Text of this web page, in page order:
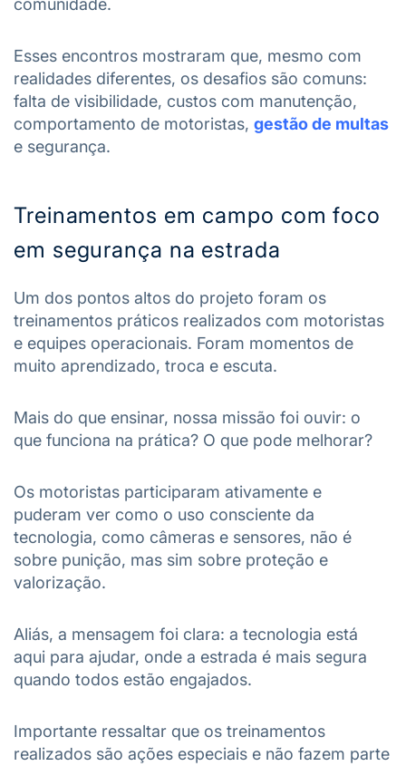
comunidade.
Esses encontros mostraram que, mesmo com
realidades diferentes, os desafios são comuns:
falta de visibilidade, custos com manutenção,
comportamento de motoristas, gestão de multas
e segurança.
Treinamentos em campo com foco
em segurança na estrada
Um dos pontos altos do projeto foram os
treinamentos práticos realizados com motoristas
e equipes operacionais. Foram momentos de
muito aprendizado, troca e escuta.
Mais do que ensinar, nossa missão foi ouvir: o
que funciona na prática? O que pode melhorar?
Os motoristas participaram ativamente e
puderam ver como o uso consciente da
tecnologia, como câmeras e sensores, não é
sobre punição, mas sim sobre proteção e
valorização.
Aliás, a mensagem foi clara: a tecnologia está
aqui para ajudar, onde a estrada é mais segura
quando todos estão engajados.
Importante ressaltar que os treinamentos
realizados são ações especiais e não fazem parte